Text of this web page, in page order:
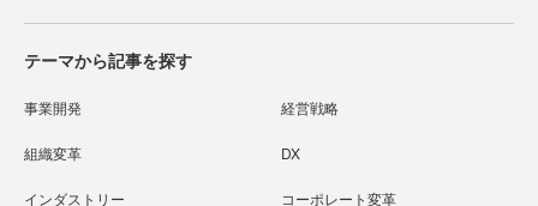
テーマから記事を探す
事業開発 経営戦略
組織変革 DX
インダストリー コーポレート変革